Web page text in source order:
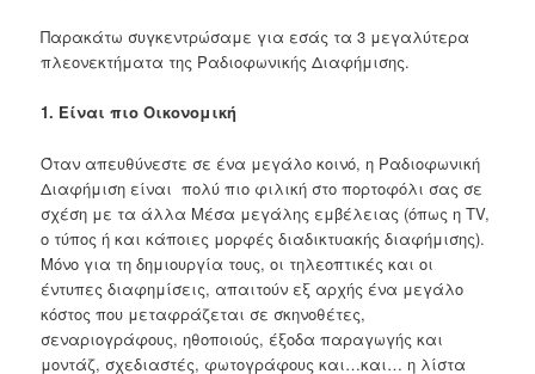
Παρακάτω συγκεντρώσαμε για εσάς τα 3 μεγαλύτερα
πλεονεκτήματα της Ραδιοφωνικής Διαφήμισης.
1. Είναι πιο Οικονομική
Όταν απευθύνεστε σε ένα μεγάλο κοινό, η Ραδιοφωνική
Διαφήμιση είναι πολύ πιο φιλική στο πορτοφόλι σας σε
σχέση με τα άλλα Μέσα μεγάλης εμβέλειας (όπως η TV,
ο τύπος ή και κάποιες μορφές διαδικτυακής διαφήμισης).
Μόνο για τη δημιουργία τους, οι τηλεοπτικές και οι
έντυπες διαφημίσεις, απαιτούν εξ αρχής ένα μεγάλο
κόστος που μεταφράζεται σε σκηνοθέτες,
σεναριογράφους, ηθοποιούς, έξοδα παραγωγής και
μοντάζ, σχεδιαστές, φωτογράφους και…και… η λίστα